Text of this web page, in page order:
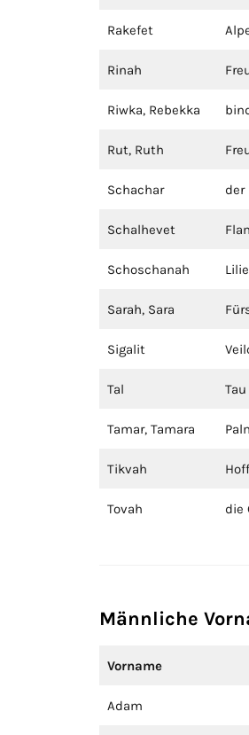
Rakefet
Rinah
Riwka, Rebekka
Rut, Ruth
Schachar der
Schalhevet
Schoschanah Lilie
Sarah, Sara
Sigalit
Tal Tau
Tamar, Tamara
Tikvah
Tovah die
Männliche
Vorname
Adam